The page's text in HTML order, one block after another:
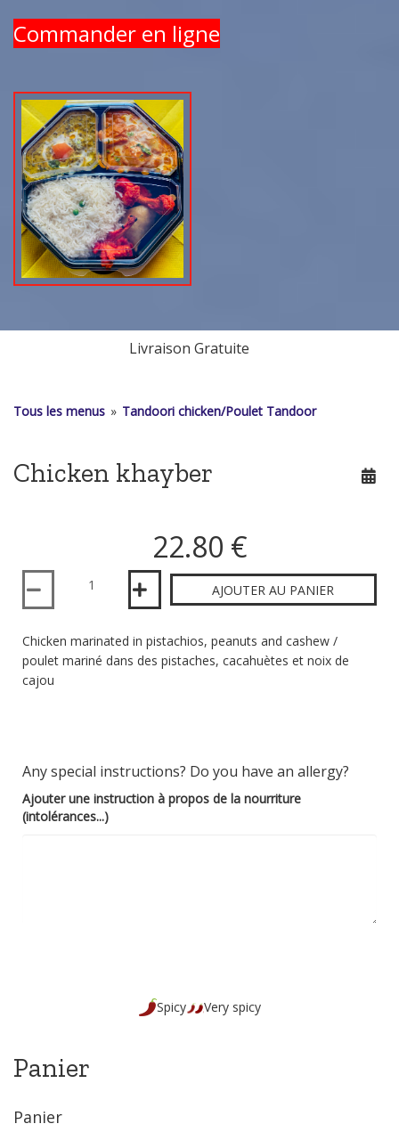
Commander en ligne
Livraison Gratuite
Tous les menus » Tandoori chicken/Poulet Tandoor
Chicken khayber
22.80 €
Quantité
AJOUTER AU PANIER
Chicken marinated in pistachios, peanuts and cashew /
poulet mariné dans des pistaches, cacahuètes et noix de
cajou
Any special instructions? Do you have an allergy?
Ajouter une instruction à propos de la nourriture
(intolérances...)
Spicy Very spicy
Panier
Panier